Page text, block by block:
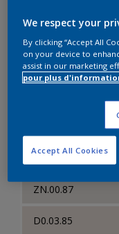
CN.00.86
CN.00.87
D0.03.83
ZN.00.87
D0.03.85
We respect your
By clicking “Accept All
on your device to
assist in our marketing
pour plus
Accept All Cookies